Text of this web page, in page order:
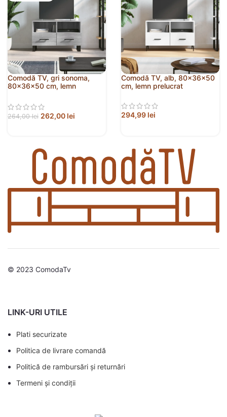
Comodă TV, gri sonoma,
80x36x50 cm, lemn
264,00lei 262,00 lei
Comodă TV, alb, 80x36x50
cm, lemn prelucrat
294,99 lei
© 2023 ComodaTv
LINK-URI UTILE
Plati securizate
Politica de livrare comandă
Politică de rambursări și returnări
Termeni și condiții